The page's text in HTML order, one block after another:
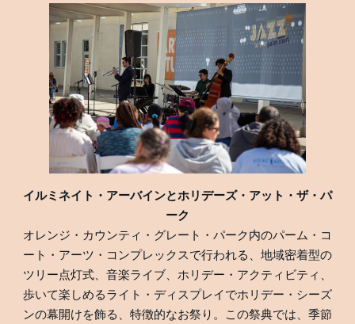
イルミネイト・アーバインとホリデーズ・アット・ザ・パ
ーク
オレンジ・カウンティ・グレート・パーク内のパーム・コ
ート・アーツ・コンプレックスで行われる、地域密着型の
ツリー点灯式、音楽ライブ、ホリデー・アクティビティ、
歩いて楽しめるライト・ディスプレイでホリデー・シーズ
ンの幕開けを飾る、特徴的なお祭り。この祭典では、季節